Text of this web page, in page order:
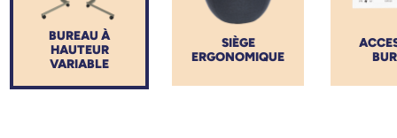
BUREAU À
HAUTEUR
VARIABLE
SIÈGE
ERGONOMIQUE